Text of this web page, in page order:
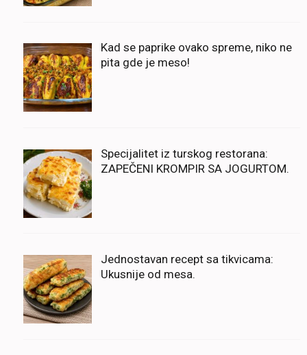
Kad se paprike ovako spreme, niko ne
pita gde je meso!
Specijalitet iz turskog restorana:
ZAPEČENI KROMPIR SA JOGURTOM.
Jednostavan recept sa tikvicama:
Ukusnije od mesa.